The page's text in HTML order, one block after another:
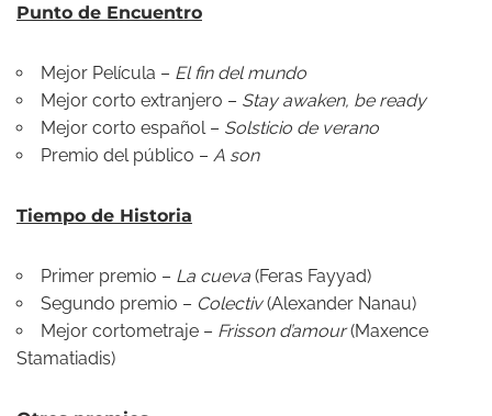
Punto de Encuentro
Mejor Película – El fin del mundo
Mejor corto extranjero – Stay awaken, be ready
Mejor corto español – Solsticio de verano
Premio del público – A son
Tiempo de Historia
Primer premio – La cueva (Feras Fayyad)
Segundo premio – Colectiv(Alexander Nanau)
Mejor cortometraje – Frisson d’amour(Maxence
Stamatiadis)